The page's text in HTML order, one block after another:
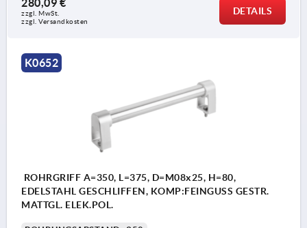
280,09 €
zzgl. MwSt.
zzgl. Versandkosten
DETAILS
K0652
ROHRGRIFF A=350, L=375, D=M08x25, H=80,
EDELSTAHL GESCHLIFFEN, KOMP:FEINGUSS GESTR.
MATTGL. ELEK.POL.